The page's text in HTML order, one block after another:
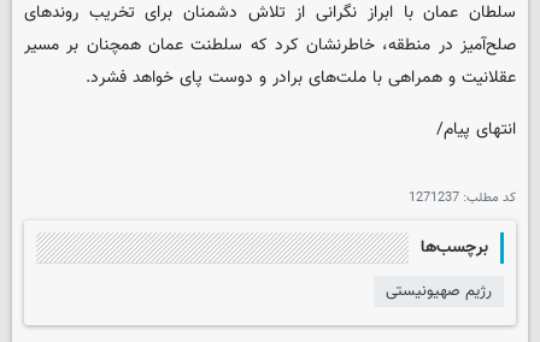
سلطان عمان با ابراز نگرانی از تلاش دشمنان برای تخریب روندهای
صلح‌آمیز در منطقه، خاطرنشان کرد که سلطنت عمان همچنان بر مسیر
عقلانیت و همراهی با ملت‌های برادر و دوست پای خواهد فشرد.
انتهای پیام/
کد مطلب: 1271237
برچسب‌ها
رژیم صهیونیستی